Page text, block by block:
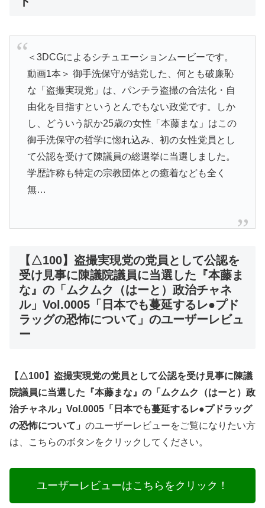
＜3DCGによるシチュエーションムービーです。
動画1本＞ 御手洗保守が結党した、何とも破廉恥
な「盗撮実現党」は、パンチラ盗撮の合法化・自
由化を目指すというとんでもない政党です。しか
し、どういう訳か25歳の女性「本藤まな」はこの
御手洗保守の哲学に惚れ込み、初の女性党員とし
て公認を受けて陳議員の総選挙に当選しました。
学歴詐称も特定の宗教団体との癒着なども全く
無…
【△100】盗撮実現党の党員として公認を
受け見事に陳議院議員に当選した『本藤ま
な』の「ムクムク（はーと）政治チャネ
ル」Vol.0005「日本でも蔓延するレ●プド
ラッグの恐怖について」のユーザーレビュ
ー
【△100】盗撮実現党の党員として公認を受け見事に陳議
院議員に当選した『本藤まな』の「ムクムク（はーと）政
治チャネル」Vol.0005「日本でも蔓延するレ●プドラッグ
の恐怖について」 のユーザーレビューをご覧になりたい方
は、こちらのボタンをクリックしてください。
ユーザーレビューはこちらをクリック！